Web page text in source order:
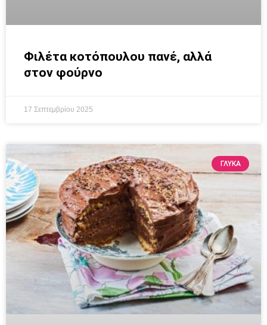
Φιλέτα κοτόπουλου πανέ, αλλά
στον φούρνο
17 Σεπτεμβρίου 2025
ΓΛΥΚΆ